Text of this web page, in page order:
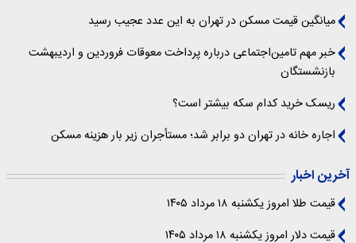
میانگین قیمت مسکن در تهران به این عدد عجیب رسید
خبر مهم تامین‌اجتماعی درباره پرداخت معوقات فروردین و اردیبهشت
بازنشستگان
ریسک خرید کدام سکه بیشتر است؟
اجاره خانه در تهران دو برابر شد؛ مستأجران زیر بار هزینه مسکن
آخرین اخبار
قیمت طلا امروز یکشنبه ۱۸ مرداد ۱۴۰۵
قیمت دلار امروز یکشنبه ۱۸ مرداد ۱۴۰۵